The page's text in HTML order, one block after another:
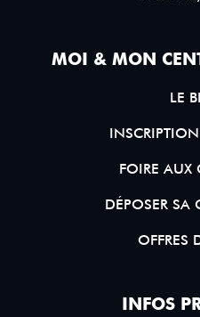
MOI & MON
LE
INSCRIPTION
FOIRE AUX
DÉPOSER SA
OFFRES
INFOS